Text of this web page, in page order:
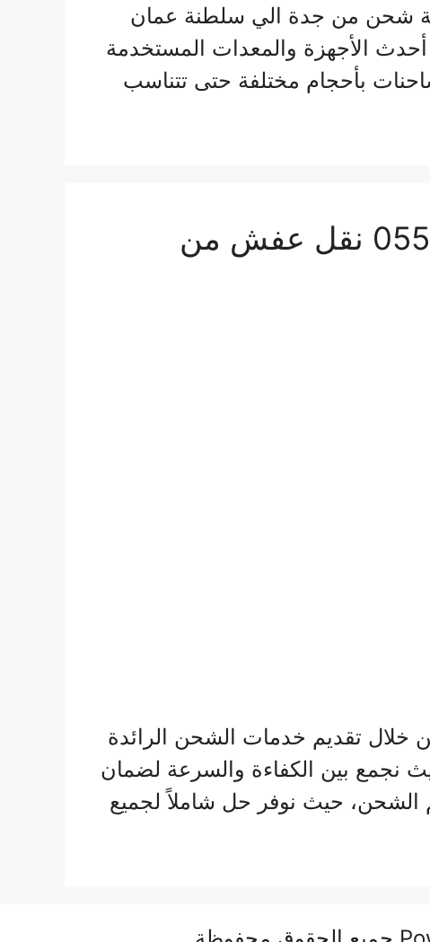
شحن من جدة الي سلطنة عمان
الأجهزة والمعدات المستخدمة
بأحجام مختلفة حتى تتناسب
شركة شحن من الرياض الي سلطنة عمان 0555915287 نقل عفش من
خلال تقديم خدمات الشحن الرائدة
نجمع بين الكفاءة والسرعة لضمان
الشحن، حيث نوفر حل شاملاً لجميع